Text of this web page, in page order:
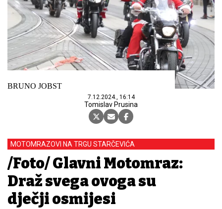
BRUNO JOBST
7.12.2024., 16:14
Tomislav Prusina
MOTOMRAZOVI NA TRGU STARČEVIĆA
/Foto/ Glavni Motomraz:
Draž svega ovoga su
dječji osmijesi